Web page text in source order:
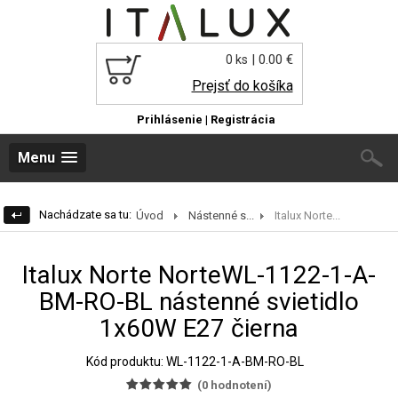
0 ks | 0.00 €
Prejsť do košíka
Prihlásenie | Registrácia
Menu
Nachádzate sa tu: Úvod Nástenné s... Italux Norte...
Italux Norte NorteWL-1122-1-A-
BM-RO-BL nástenné svietidlo
1x60W E27 čierna
Kód produktu: WL-1122-1-A-BM-RO-BL
(0 hodnotení)